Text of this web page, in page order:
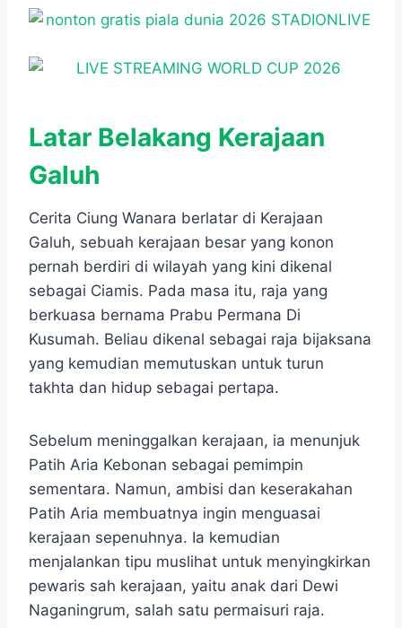
Latar Belakang Kerajaan
Galuh
Cerita Ciung Wanara berlatar di Kerajaan
Galuh, sebuah kerajaan besar yang konon
pernah berdiri di wilayah yang kini dikenal
sebagai Ciamis. Pada masa itu, raja yang
berkuasa bernama Prabu Permana Di
Kusumah. Beliau dikenal sebagai raja bijaksana
yang kemudian memutuskan untuk turun
takhta dan hidup sebagai pertapa.
Sebelum meninggalkan kerajaan, ia menunjuk
Patih Aria Kebonan sebagai pemimpin
sementara. Namun, ambisi dan keserakahan
Patih Aria membuatnya ingin menguasai
kerajaan sepenuhnya. Ia kemudian
menjalankan tipu muslihat untuk menyingkirkan
pewaris sah kerajaan, yaitu anak dari Dewi
Naganingrum, salah satu permaisuri raja.